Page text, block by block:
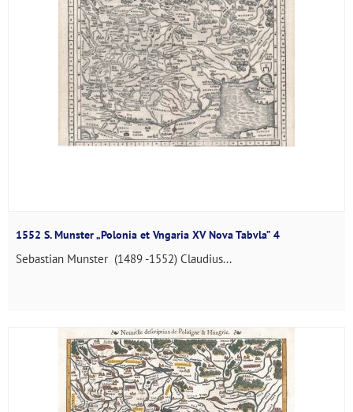
1552 S. Munster „Polonia et Vngaria XV Nova Tabvla” 4
Sebastian Munster (1489 -1552) Claudius...